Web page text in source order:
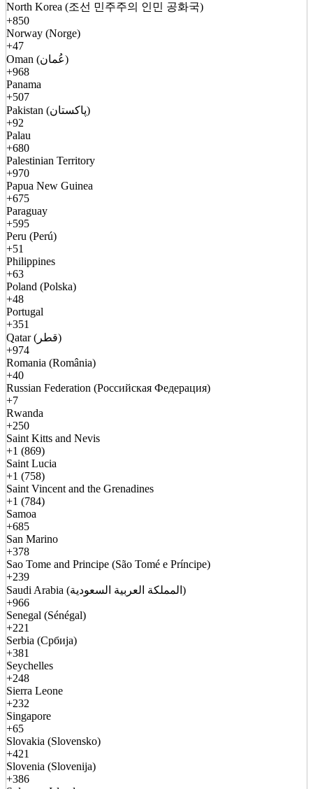
North Korea (조선 민주주의 인민 공화국)
+850
Norway (Norge)
+47
Oman (عُمان)
+968
Panama
+507
Pakistan (پاکستان)
+92
Palau
+680
Palestinian Territory
+970
Papua New Guinea
+675
Paraguay
+595
Peru (Perú)
+51
Philippines
+63
Poland (Polska)
+48
Portugal
+351
Qatar (قطر)
+974
Romania (România)
+40
Russian Federation (Российская Федерация)
+7
Rwanda
+250
Saint Kitts and Nevis
+1 (869)
Saint Lucia
+1 (758)
Saint Vincent and the Grenadines
+1 (784)
Samoa
+685
San Marino
+378
Sao Tome and Principe (São Tomé e Príncipe)
+239
Saudi Arabia (المملكة العربية السعودية)
+966
Senegal (Sénégal)
+221
Serbia (Србија)
+381
Seychelles
+248
Sierra Leone
+232
Singapore
+65
Slovakia (Slovensko)
+421
Slovenia (Slovenija)
+386